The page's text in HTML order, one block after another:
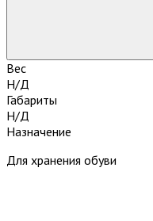
Вес
Н/Д
Габариты
Н/Д
Назначение
Для хранения обуви